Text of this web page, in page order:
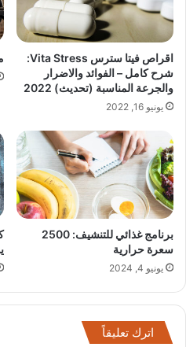
اقراص فيتا سترس Vita Stress:
شرح كامل – الفوائد والاضرار
والجرعة المناسبة (تحديث) 2022
يونيو 16, 2022
برنامج غذائي للتنشيف: 2500
سعرة حرارية
يونيو 4, 2024
اترك تعليقاً